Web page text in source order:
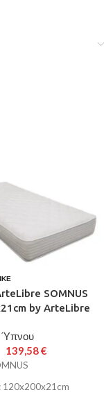
SOMNUS
by ArteLibre
Ύπνου
139,58€
: 120x200x21cm